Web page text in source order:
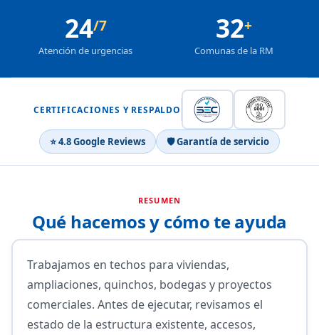
24/7
Atención de urgencias
32+
Comunas de la RM
CERTIFICACIONES Y RESPALDO
⭐ 4.8 Google Reviews 🛡 Garantía de servicio
RESUMEN
Qué hacemos y cómo te ayuda
Trabajamos en techos para viviendas,
ampliaciones, quinchos, bodegas y proyectos
comerciales. Antes de ejecutar, revisamos el
estado de la estructura existente, accesos,